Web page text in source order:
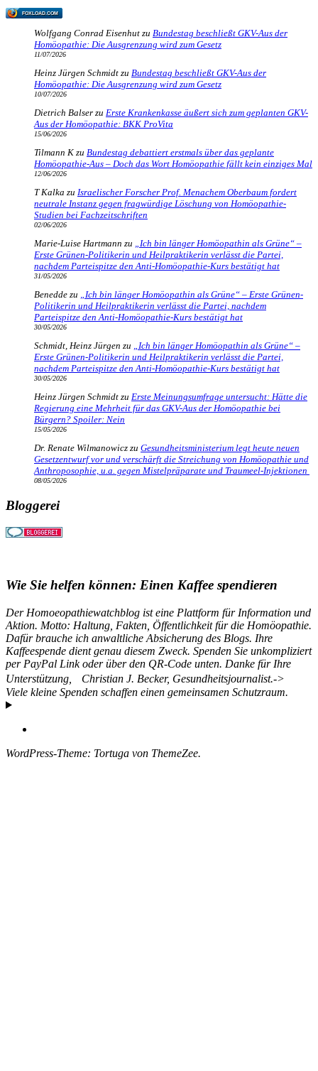
FOXLOAD.COM
Wolfgang Conrad Eisenhut zu Bundestag beschließt GKV-Aus der
Homöopathie: Die Ausgrenzung wird zum Gesetz
11/07/2026
Heinz Jürgen Schmidt zu Bundestag beschließt GKV-Aus der
Homöopathie: Die Ausgrenzung wird zum Gesetz
10/07/2026
Dietrich Balser zu Erste Krankenkasse äußert sich zum geplanten GKV-
Aus der Homöopathie: BKK ProVita
15/06/2026
Tilmann K zu Bundestag debattiert erstmals über das geplante
Homöopathie-Aus – Doch das Wort Homöopathie fällt kein einziges Mal
12/06/2026
T Kalka zu Israelischer Forscher Prof. Menachem Oberbaum fordert
neutrale Instanz gegen fragwürdige Löschung von Homöopathie-
Studien bei Fachzeitschriften
02/06/2026
Marie-Luise Hartmann zu „Ich bin länger Homöopathin als Grüne“ –
Erste Grünen-Politikerin und Heilpraktikerin verlässt die Partei,
nachdem Parteispitze den Anti-Homöopathie-Kurs bestätigt hat
31/05/2026
Benedde zu „Ich bin länger Homöopathin als Grüne“ – Erste Grünen-
Politikerin und Heilpraktikerin verlässt die Partei, nachdem
Parteispitze den Anti-Homöopathie-Kurs bestätigt hat
30/05/2026
Schmidt, Heinz Jürgen zu „Ich bin länger Homöopathin als Grüne“ –
Erste Grünen-Politikerin und Heilpraktikerin verlässt die Partei,
nachdem Parteispitze den Anti-Homöopathie-Kurs bestätigt hat
30/05/2026
Heinz Jürgen Schmidt zu Erste Meinungsumfrage untersucht: Hätte die
Regierung eine Mehrheit für das GKV-Aus der Homöopathie bei
Bürgern? Spoiler: Nein
15/05/2026
Dr. Renate Wilmanowicz zu Gesundheitsministerium legt heute neuen
Gesetzentwurf vor und verschärft die Streichung von Homöopathie und
Anthroposophie, u.a. gegen Mistelpräparate und Traumeel-Injektionen
08/05/2026
Bloggerei
Wie Sie helfen können: Einen Kaffee spendieren
Der Homoeopathiewatchblog ist eine Plattform für Information und
Aktion. Motto: Haltung, Fakten, Öffentlichkeit für die Homöopathie.
Dafür brauche ich anwaltliche Absicherung des Blogs. Ihre
Kaffeespende dient genau diesem Zweck. Spenden Sie unkompliziert
per PayPal Link oder über den QR-Code unten. Danke für Ihre
Unterstützung, Christian J. Becker, Gesundheitsjournalist.->
Viele kleine Spenden schaffen einen gemeinsamen Schutzraum.
WordPress-Theme: Tortuga von ThemeZee.